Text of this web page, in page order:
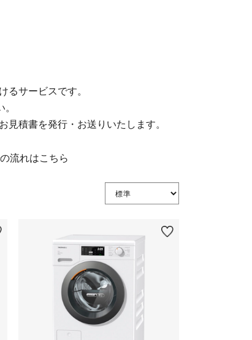
るサービスです。
見積書を発行・お送りいたします。